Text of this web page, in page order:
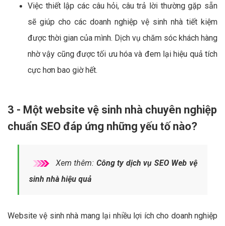
Việc thiết lập các câu hỏi, câu trả lời thường gặp sẵn
sẽ giúp cho các doanh nghiệp vệ sinh nhà tiết kiệm
được thời gian của mình. Dịch vụ chăm sóc khách hàng
nhờ vậy cũng được tối ưu hóa và đem lại hiệu quả tích
cực hơn bao giờ hết.
3 - Một website vệ sinh nhà chuyên nghiệp
chuẩn SEO đáp ứng những yếu tố nào?
Xem thêm: Công ty dịch vụ SEO Web vệ
sinh nhà hiệu quả
Website vệ sinh nhà mang lại nhiều lợi ích cho doanh nghiệp